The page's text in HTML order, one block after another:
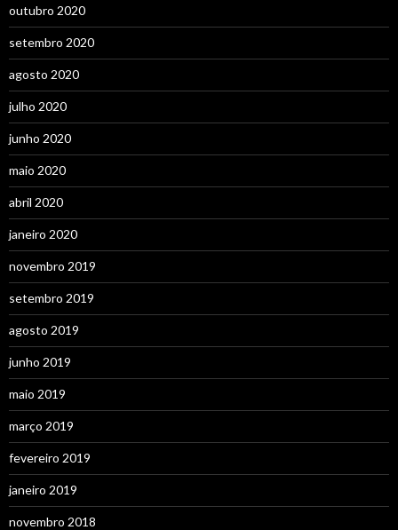
outubro 2020
setembro 2020
agosto 2020
julho 2020
junho 2020
maio 2020
abril 2020
janeiro 2020
novembro 2019
setembro 2019
agosto 2019
junho 2019
maio 2019
março 2019
fevereiro 2019
janeiro 2019
novembro 2018